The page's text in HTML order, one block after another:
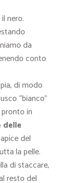
nero.
da
conto
di modo
“bianco”
in
delle
del
la pelle.
di staccare,
resto del